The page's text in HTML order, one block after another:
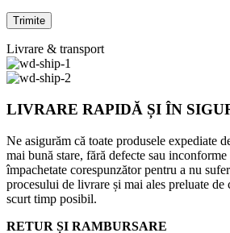
Livrare & transport
LIVRARE RAPIDĂ ȘI ÎN
Ne asigurăm că toate produsele expediate
mai bună stare, fără defecte sau
împachetate corespunzător pentru a nu
procesului de livrare și mai ales preluate de
scurt timp posibil.
RETUR ȘI RAMBURSARE